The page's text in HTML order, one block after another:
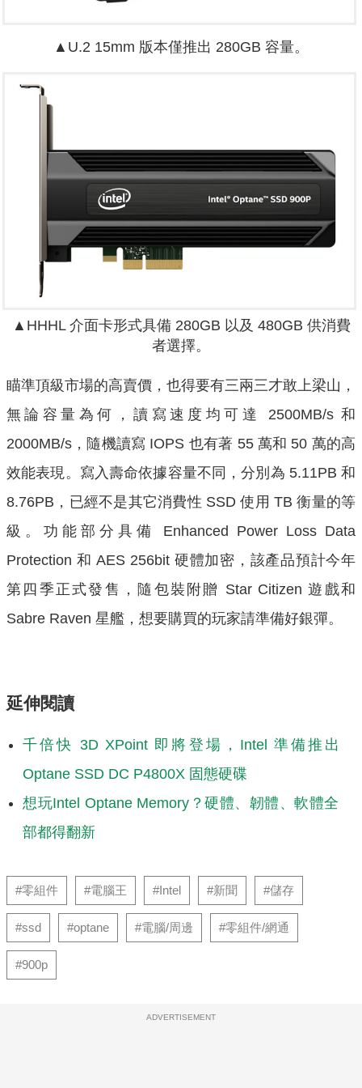
▲U.2 15mm 版本僅推出 280GB 容量。
▲HHHL 介面卡形式具備 280GB 以及 480GB 供消費
者選擇。
瞄準頂級市場的高賣價，也得要有三兩三才敢上梁山，
無論容量為何，讀寫速度均可達 2500MB/s 和
2000MB/s，隨機讀寫 IOPS 也有著 55 萬和 50 萬的高
效能表現。寫入壽命依據容量不同，分別為 5.11PB 和
8.76PB，已經不是其它消費性 SSD 使用 TB 衡量的等
級。功能部分具備 Enhanced Power Loss Data
Protection 和 AES 256bit 硬體加密，該產品預計今年
第四季正式發售，隨包裝附贈 Star Citizen 遊戲和
Sabre Raven 星艦，想要購買的玩家請準備好銀彈。
延伸閱讀
千倍快 3D XPoint 即將登場，Intel 準備推出
Optane SSD DC P4800X 固態硬碟
想玩Intel Optane Memory？硬體、韌體、軟體全
部都得翻新
#零組件 #電腦王 #Intel #新聞 #儲存
#ssd #optane #電腦/周邊 #零組件/網通
#900p
ADVERTISEMENT